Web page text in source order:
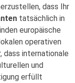
dass Ihr
tatsächlich in
europäische
operativen
dass internationale
und
erfüllt